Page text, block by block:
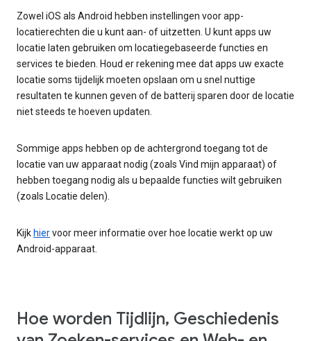
Zowel iOS als Android hebben instellingen voor app-
locatierechten die u kunt aan- of uitzetten. U kunt apps uw
locatie laten gebruiken om locatiegebaseerde functies en
services te bieden. Houd er rekening mee dat apps uw exacte
locatie soms tijdelijk moeten opslaan om u snel nuttige
resultaten te kunnen geven of de batterij sparen door de locatie
niet steeds te hoeven updaten.
Sommige apps hebben op de achtergrond toegang tot de
locatie van uw apparaat nodig (zoals Vind mijn apparaat) of
hebben toegang nodig als u bepaalde functies wilt gebruiken
(zoals Locatie delen).
Kijk hiervoor meer informatie over hoe locatie werkt op uw
Android-apparaat.
Hoe worden Tijdlijn, Geschiedenis